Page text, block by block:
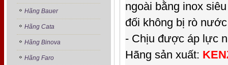
Hãng Bauer
Hãng Cata
Hãng Binova
Hãng Faro
ngoài bằng inox
đối không bị rò
- Chịu được áp lực
Hãng sản xuất: